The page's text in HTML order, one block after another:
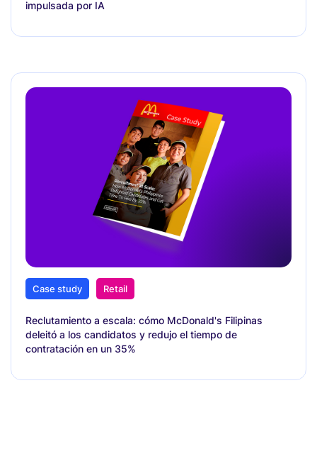
impulsada por IA
Case study Retail
Reclutamiento a escala: cómo McDonald's Filipinas
deleitó a los candidatos y redujo el tiempo de
contratación en un 35%